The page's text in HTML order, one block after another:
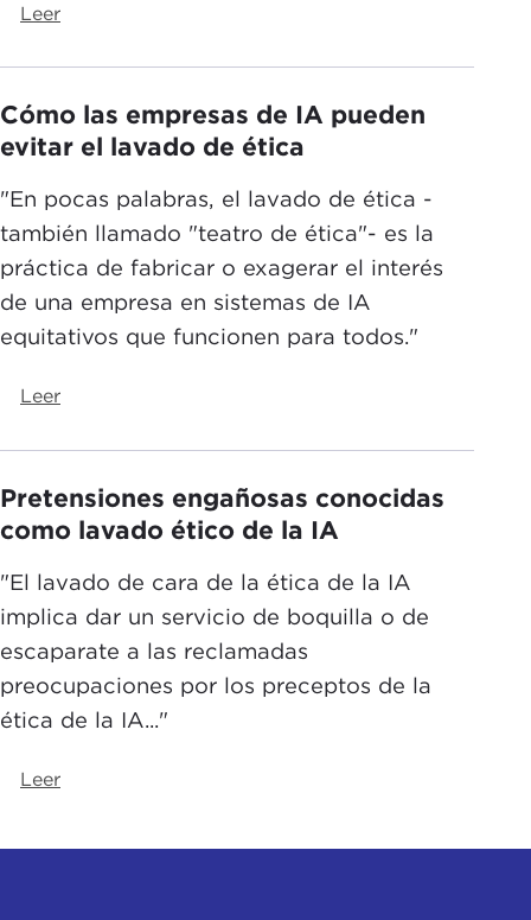
Leer
Cómo las empresas de IA pueden
evitar el lavado de ética
"En pocas palabras, el lavado de ética -
también llamado "teatro de ética"- es la
práctica de fabricar o exagerar el interés
de una empresa en sistemas de IA
equitativos que funcionen para todos."
Leer
Pretensiones engañosas conocidas
como lavado ético de la IA
"El lavado de cara de la ética de la IA
implica dar un servicio de boquilla o de
escaparate a las reclamadas
preocupaciones por los preceptos de la
ética de la IA..."
Leer